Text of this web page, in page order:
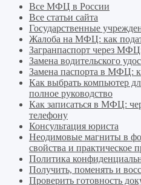
Все МФЦ в России
Все статьи сайта
Государственные
Жалоба на МФЦ: как
Загранпаспорт через
Замена водительского
Замена паспорта в МФЦ:
Как выбрать компьютер
полное руководство
Как записаться в МФЦ:
телефону
Консультация юриста
Неодимовые магниты в
свойства и практическое
Политика
Получить, поменять и
Проверить готовность